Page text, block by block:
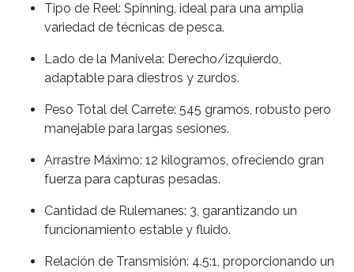
Tipo de Reel: Spinning, ideal para una amplia
variedad de técnicas de pesca.
Lado de la Manivela: Derecho/izquierdo,
adaptable para diestros y zurdos.
Peso Total del Carrete: 545 gramos, robusto pero
manejable para largas sesiones.
Arrastre Máximo: 12 kilogramos, ofreciendo gran
fuerza para capturas pesadas.
Cantidad de Rulemanes: 3, garantizando un
funcionamiento estable y fluido.
Relación de Transmisión: 4.5:1, proporcionando un